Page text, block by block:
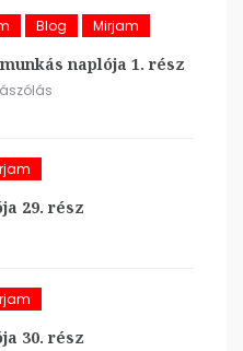
Blog Mirjam
naplója 1. rész
29. rész
30. rész